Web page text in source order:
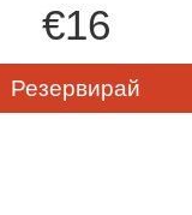
€16
Резервирай